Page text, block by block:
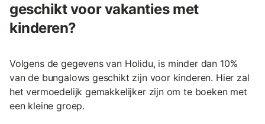
geschikt voor vakanties met
kinderen?
Volgens de gegevens van Holidu, is minder dan 10%
van de bungalows geschikt zijn voor kinderen. Hier zal
het vermoedelijk gemakkelijker zijn om te boeken met
een kleine groep.